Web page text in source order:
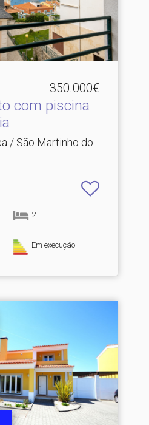
350.000€
com piscina
/ São Martinho do
2
Em execução